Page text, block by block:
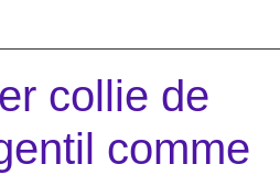
collie de
comme